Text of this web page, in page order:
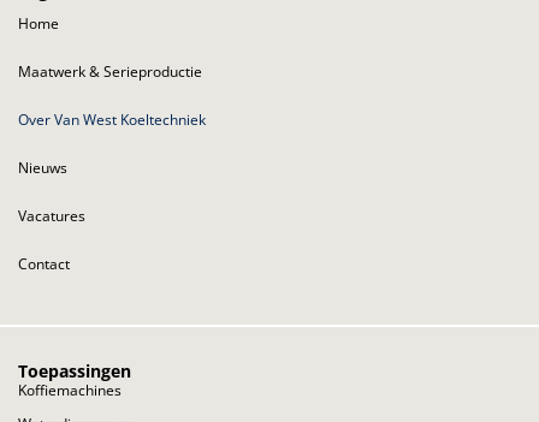
Home
Maatwerk & Serieproductie
Over Van West Koeltechniek
Nieuws
Vacatures
Contact
Toepassingen
Koffiemachines